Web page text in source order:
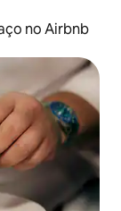
no Airbnb